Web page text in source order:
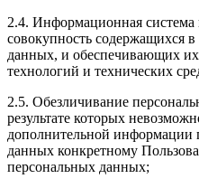
2.4. Информационная
совокупность содержащихся
данных, и обеспечивающих
технологий и технических
2.5. Обезличивание
результате которых
дополнительной информации
данных конкретному
персональных данных;